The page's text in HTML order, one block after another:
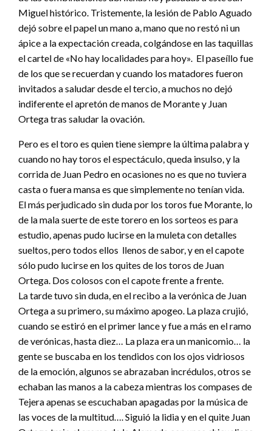
Miguel histórico. Tristemente, la lesión de Pablo Aguado
dejó sobre el papel un mano a, mano que no restó ni un
ápice a la expectación creada, colgándose en las taquillas
el cartel de «No hay localidades para hoy». El paseíllo fue
de los que se recuerdan y cuando los matadores fueron
invitados a saludar desde el tercio, a muchos no dejó
indiferente el apretón de manos de Morante y Juan
Ortega tras saludar la ovación.
Pero es el toro es quien tiene siempre la última palabra y
cuando no hay toros el espectáculo, queda insulso, y la
corrida de Juan Pedro en ocasiones no es que no tuviera
casta o fuera mansa es que simplemente no tenían vida.
El más perjudicado sin duda por los toros fue Morante, lo
de la mala suerte de este torero en los sorteos es para
estudio, apenas pudo lucirse en la muleta con detalles
sueltos, pero todos ellos llenos de sabor, y en el capote
sólo pudo lucirse en los quites de los toros de Juan
Ortega. Dos colosos con el capote frente a frente.
La tarde tuvo sin duda, en el recibo a la verónica de Juan
Ortega a su primero, su máximo apogeo. La plaza crujió,
cuando se estiró en el primer lance y fue a más en el ramo
de verónicas, hasta diez… La plaza era un manicomio… la
gente se buscaba en los tendidos con los ojos vidriosos
de la emoción, algunos se abrazaban incrédulos, otros se
echaban las manos a la cabeza mientras los compases de
Tejera apenas se escuchaban apagadas por la música de
las voces de la multitud…. Siguió la lidia y en el quite Juan